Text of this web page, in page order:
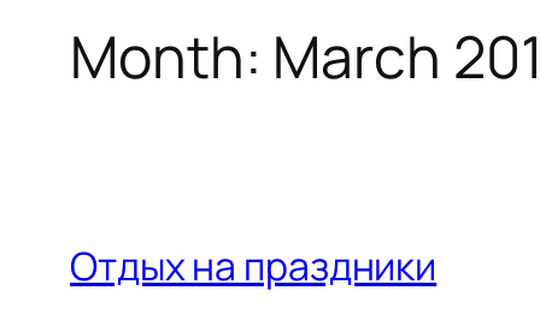
Month: March
Отдых на праздники